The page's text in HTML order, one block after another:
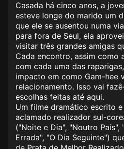
Casada há cinco anos, a
esteve longe do marido um
que ele se ausentou numa
para fora de Seul, ela
visitar três grandes amigas
Cada encontro, assim como
com cada uma das
impacto em como Gam-hee
relacionamento. Isso vai
escolhas feitas até aqui.
Um filme dramático escrito
aclamado realizador sul-
("Noite e Dia", "Noutro
Errada", "O Dia Seguinte")